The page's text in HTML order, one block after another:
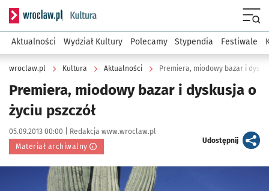
Serwis informacyjny wroclaw.pl podserwis: Kultura
Aktualności Wydział Kultury Polecamy Stypendia Festiwale
wroclaw.pl Kultura Aktualności Premiera, miodowy bazar i
Premiera, miodowy bazar i dyskusja o
życiu pszczół
Data publikacji:
05.09.2013 00:00 | Autor:
Redakcja www.wroclaw.pl
Materiał archiwalny
Udostępnijartykuł
Kliknij, aby powiększyć